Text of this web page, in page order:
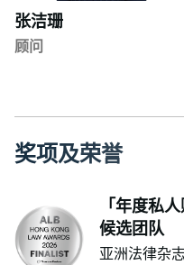
张洁珊
顾问
奖项及荣誉
「年度私
候选团队
亚洲法律杂